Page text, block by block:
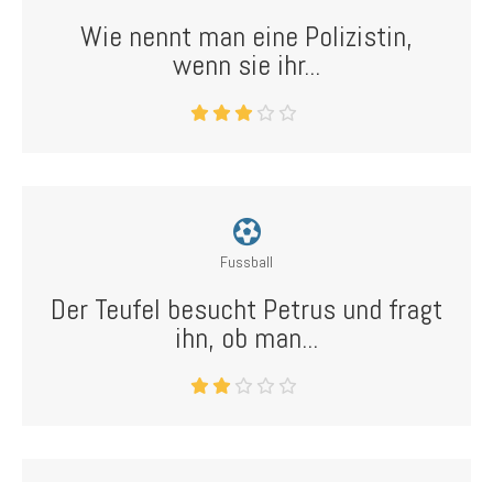
Wie nennt man eine Polizistin,
wenn sie ihr...
Fussball
Der Teufel besucht Petrus und fragt
ihn, ob man...